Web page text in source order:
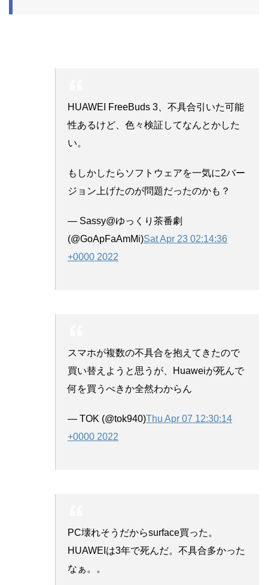
HUAWEI FreeBuds 3、不具合引いた可能
性あるけど、色々検証してなんとかした
い。
もしかしたらソフトウェアを一気に2バー
ジョン上げたのが問題だったのかも？
— Sassy@ゆっくり茶番劇
(@GoApFaAmMi)Sat Apr 23 02:14:36
+0000 2022
スマホが複数の不具合を抱えてきたので
買い替えようと思うが、Huaweiが死んで
何を買うべきか全然わからん
— TOK (@tok940)Thu Apr 07 12:30:14
+0000 2022
PC壊れそうだからsurface買った。
HUAWEIは3年で死んだ。不具合多かった
なぁ。。